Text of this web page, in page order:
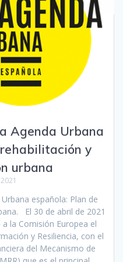
Agenda Urbana
y
urbana
española: Plan de
El 30 de abril de 2021
la Comisión Europea el
y Resiliencia, con el
del Mecanismo de